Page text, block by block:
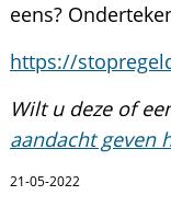
eens?
https://
Wilt u deze of
aandacht geven
21-05-2022